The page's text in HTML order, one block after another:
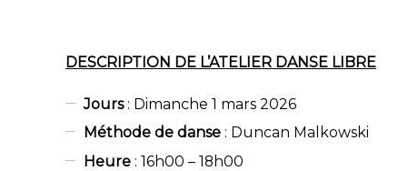
DESCRIPTION DE L’ATELIER DANSE LIBRE
Jours: Dimanche 1 mars 2026
Méthode de danse : Duncan Malkowski
Heure : 16h00 – 18h00